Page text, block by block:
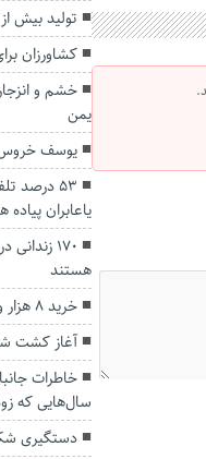
تولید بیش از ۳ میلیون اصله نهال در گلستان
کشاورزان
خشم و
یمن
یوسف خروس بوقچی ۶۳ ساله
۵۳ درصد
یاعابران
۱۷۰
هستند
خرید ۸ هزار و ۸۰۰ تن دانه روغنی سویا در گلستان
آغاز کشت
خاطرات
سال‌هایی که
دستگیری